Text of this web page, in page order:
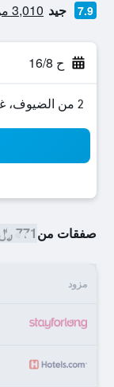
7.9 جيد 3,010 من التقييمات تم التحقق منها
ح 16/8
2 من الضيوف، غرفة واحدة
صفقات من771 ﷼
مزود